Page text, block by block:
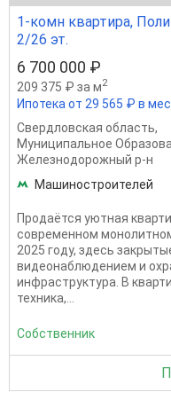
1-комн квартира,
2/26 эт.
6 700 000 ₽
209 375 ₽ за м2
Ипотека от 29 565 ₽ в
Свердловская область,
Муниципальное
Железнодорожный р-н
Машиностроителей
Продаётся уютная
современном
2025 году, здесь
видеонаблюдением и
инфраструктура. В
техника,...
Собственник